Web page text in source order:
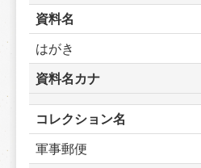
資料名
はがき
資料名カナ
コレクション名
軍事郵便